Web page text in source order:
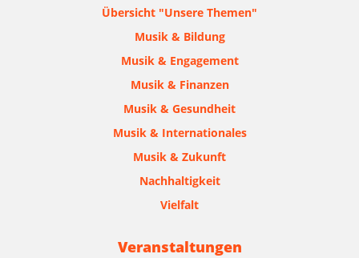
Übersicht "Unsere Themen"
Musik & Bildung
Musik & Engagement
Musik & Finanzen
Musik & Gesundheit
Musik & Internationales
Musik & Zukunft
Nachhaltigkeit
Vielfalt
Veranstaltungen